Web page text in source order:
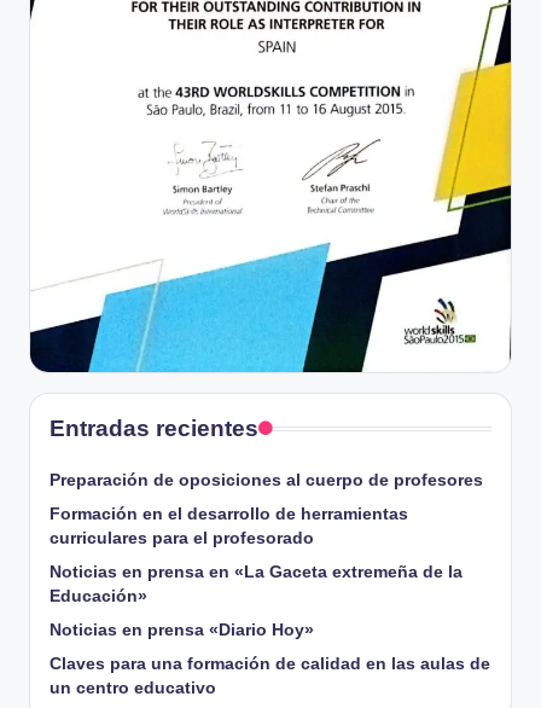
Entradas recientes
Preparación de oposiciones al cuerpo de profesores
Formación en el desarrollo de herramientas
curriculares para el profesorado
Noticias en prensa en «La Gaceta extremeña de la
Educación»
Noticias en prensa «Diario Hoy»
Claves para una formación de calidad en las aulas de
un centro educativo